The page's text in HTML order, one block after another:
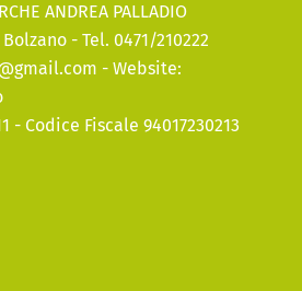
ANDREA PALLADIO
- Tel. 0471/210222
- Website:
- Codice Fiscale 94017230213